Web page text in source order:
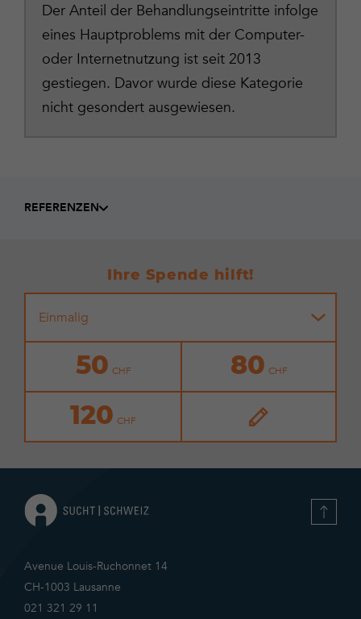
Der Anteil der Behandlungseintritte infolge
eines Hauptproblems mit der Computer-
oder Internetnutzung ist seit 2013
gestiegen. Davor wurde diese Kategorie
nicht gesondert ausgewiesen.
REFERENZEN
Ihre Spende hilft!
Einmalig
50
80
120
Avenue Louis-Ruchonnet 14
CH-1003 Lausanne
021 321 29 11